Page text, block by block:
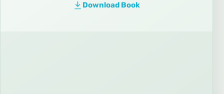
Download Book